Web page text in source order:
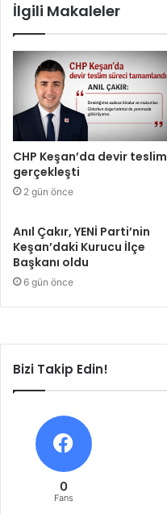
İlgili Makaleler
CHP Keşan’da devir teslim
gerçekleşti
2 gün önce
Anıl Çakır, YENİ Parti’nin
Keşan’daki Kurucu İlçe
Başkanı oldu
6 gün önce
Bizi Takip Edin!
0
Fans